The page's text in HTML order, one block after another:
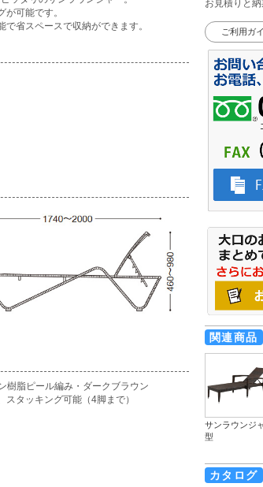
可能です。
省スペースで収納ができます。
樹脂ピール編み・ダークブラウン
タッキング可能（4脚まで）
お見積りと
ご利用ガ
関連商品
サンラウンジ
型
カタログ